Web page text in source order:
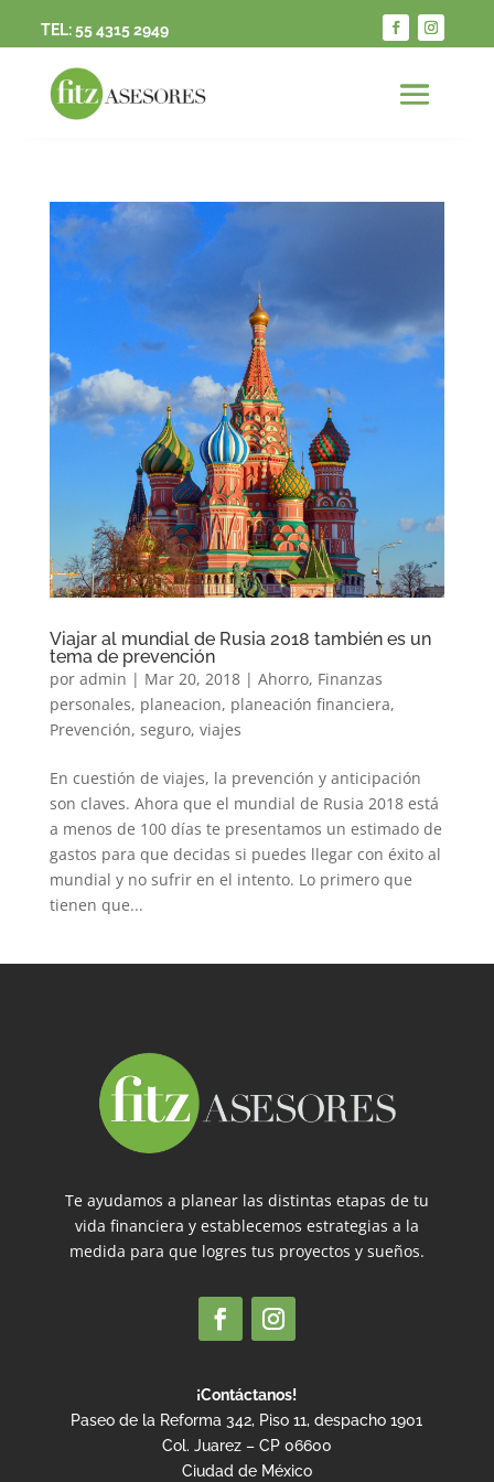
TEL:55 4315 2949
Viajar al mundial de Rusia 2018 también es un
tema de prevención
por admin | Mar 20, 2018| Ahorro, Finanzas
personales, planeacion, planeación financiera,
Prevención, seguro, viajes
En cuestión de viajes, la prevención y anticipación
son claves. Ahora que el mundial de Rusia 2018 está
a menos de 100 días te presentamos un estimado de
gastos para que decidas si puedes llegar con éxito al
mundial y no sufrir en el intento. Lo primero que
tienen que...
Te ayudamos a planear las distintas etapas de tu
vida financiera y establecemos estrategias a la
medida para que logres tus proyectos y sueños.
¡Contáctanos!
Paseo de la Reforma 342, Piso 11, despacho 1901
Col. Juarez – CP 06600
Ciudad de México